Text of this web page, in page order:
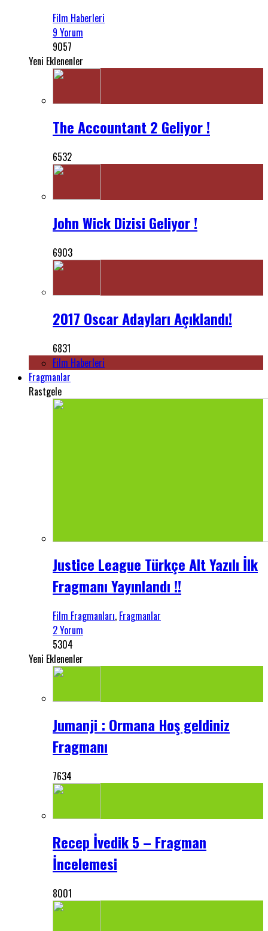
Film Haberleri
9 Yorum
9057
Yeni Eklenenler
The Accountant 2 Geliyor !
6532
John Wick Dizisi Geliyor !
6903
2017 Oscar Adayları Açıklandı!
6831
Film Haberleri
Fragmanlar
Rastgele
Justice League Türkçe Alt Yazılı İlk
Fragmanı Yayınlandı !!
Film Fragmanları, Fragmanlar
2 Yorum
5304
Yeni Eklenenler
Jumanji : Ormana Hoş geldiniz
Fragmanı
7634
Recep İvedik 5 – Fragman
İncelemesi
8001